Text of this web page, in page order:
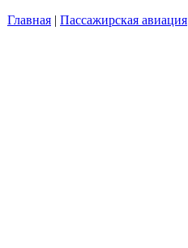
Главная | Пассажирская авиация